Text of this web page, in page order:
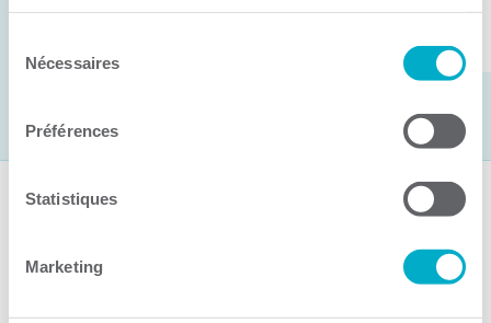
Nécessaires
Préférences
Statistiques
Marketing
Lire la suite
Suivez-nous